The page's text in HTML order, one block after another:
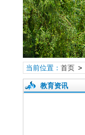
当前位置： 首页>
教育资讯